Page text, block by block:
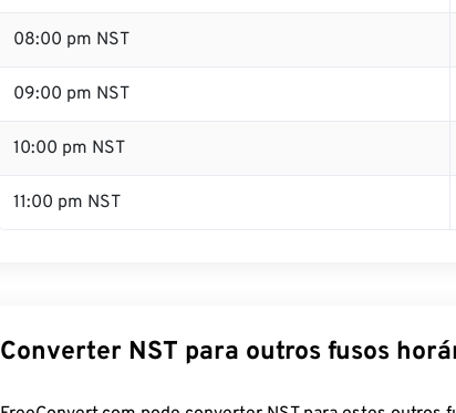
08:00 pm NST
09:00 pm NST
10:00 pm NST
11:00 pm NST
Converter NST para outros fusos